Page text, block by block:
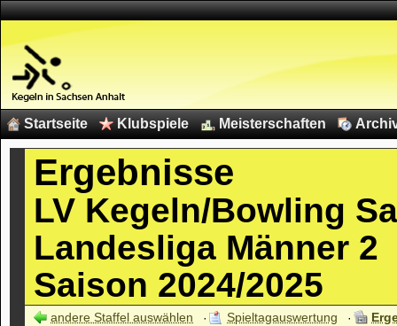
Startseite Klubspiele Meisterschaften
Ergebnisse
LV Kegeln/Bowling
Landesliga Männer 2
Saison 2024/2025
andere Staffel auswählen Spieltagauswertung